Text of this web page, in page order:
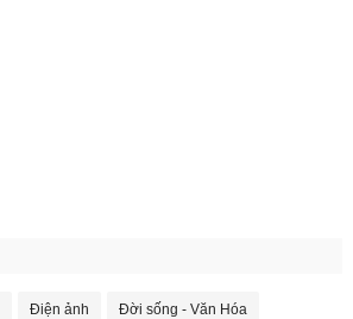
Điện ảnh Đời sống - Văn Hóa